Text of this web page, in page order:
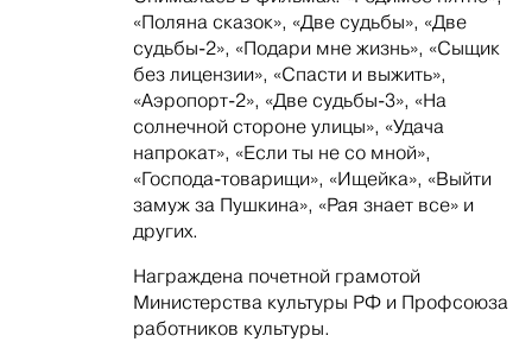
«Поляна сказок», «Две судьбы», «Две
судьбы-2», «Подари мне жизнь», «Сыщик
без лицензии», «Спасти и выжить»,
«Аэропорт-2», «Две судьбы-3», «На
солнечной стороне улицы», «Удача
напрокат», «Если ты не со мной»,
«Господа-товарищи», «Ищейка», «Выйти
замуж за Пушкина», «Рая знает все» и
других.
Награждена почетной грамотой
Министерства культуры РФ и Профсоюза
работников культуры.